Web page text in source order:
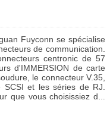
Fuyconn se spécialise
de communication.
centronic de 57
d'IMMERSION de carte
le connecteur V.35,
et les séries de RJ.
que vous choisissiez de.